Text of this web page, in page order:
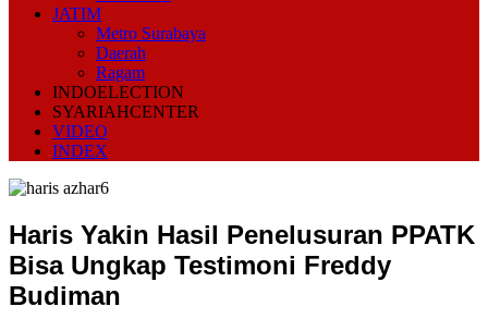
JATIM
Metro Surabaya
Daerah
Ragam
INDOELECTION
SYARIAHCENTER
VIDEO
INDEX
Haris Yakin Hasil Penelusuran PPATK
Bisa Ungkap Testimoni Freddy
Budiman